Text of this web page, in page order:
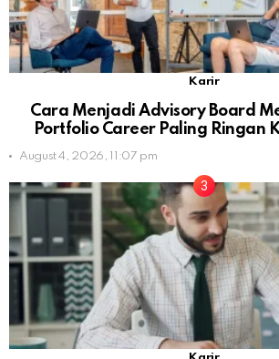
Karir
Cara Menjadi Advisory Board
Portfolio Career Paling Ringan
August 4, 2026, 11:07 pm